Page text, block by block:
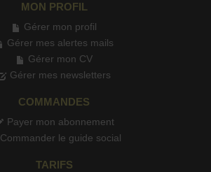
MON PROFIL
Gérer mon profil
Gérer mes alertes mails
Gérer mon CV
Gérer mes newsletters
COMMANDES
Payer mon abonnement
Commander le guide social
TARIFS